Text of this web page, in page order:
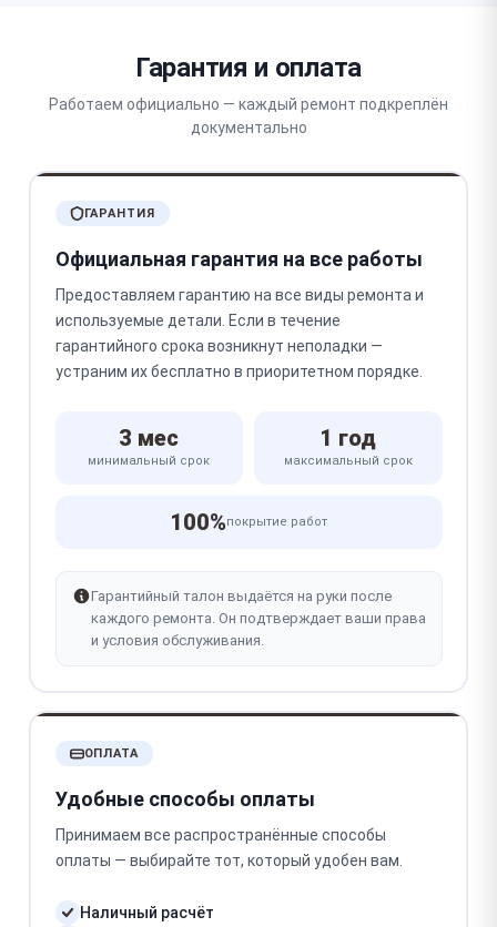
Гарантия и оплата
Работаем официально — каждый ремонт подкреплён
документально
ГАРАНТИЯ
Официальная гарантия на все работы
Предоставляем гарантию на все виды ремонта и
используемые детали. Если в течение
гарантийного срока возникнут неполадки —
устраним их бесплатно в приоритетном порядке.
3 мес
минимальный срок
1 год
максимальный срок
100%покрытие работ
Гарантийный талон выдаётся на руки после
каждого ремонта. Он подтверждает ваши права
и условия обслуживания.
ОПЛАТА
Удобные способы оплаты
Принимаем все распространённые способы
оплаты — выбирайте тот, который удобен вам.
Наличный расчёт